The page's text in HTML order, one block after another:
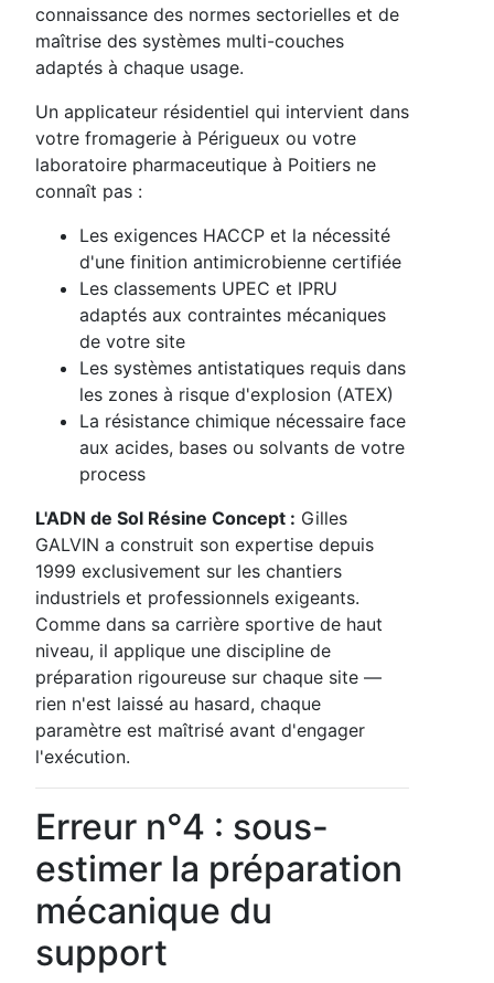
connaissance des normes sectorielles et de
maîtrise des systèmes multi-couches
adaptés à chaque usage.
Un applicateur résidentiel qui intervient dans
votre fromagerie à Périgueux ou votre
laboratoire pharmaceutique à Poitiers ne
connaît pas :
Les exigences HACCP et la nécessité
d'une finition antimicrobienne certifiée
Les classements UPEC et IPRU
adaptés aux contraintes mécaniques
de votre site
Les systèmes antistatiques requis dans
les zones à risque d'explosion (ATEX)
La résistance chimique nécessaire face
aux acides, bases ou solvants de votre
process
L'ADN de Sol Résine Concept : Gilles
GALVIN a construit son expertise depuis
1999 exclusivement sur les chantiers
industriels et professionnels exigeants.
Comme dans sa carrière sportive de haut
niveau, il applique une discipline de
préparation rigoureuse sur chaque site —
rien n'est laissé au hasard, chaque
paramètre est maîtrisé avant d'engager
l'exécution.
Erreur n°4 : sous-
estimer la préparation
mécanique du
support